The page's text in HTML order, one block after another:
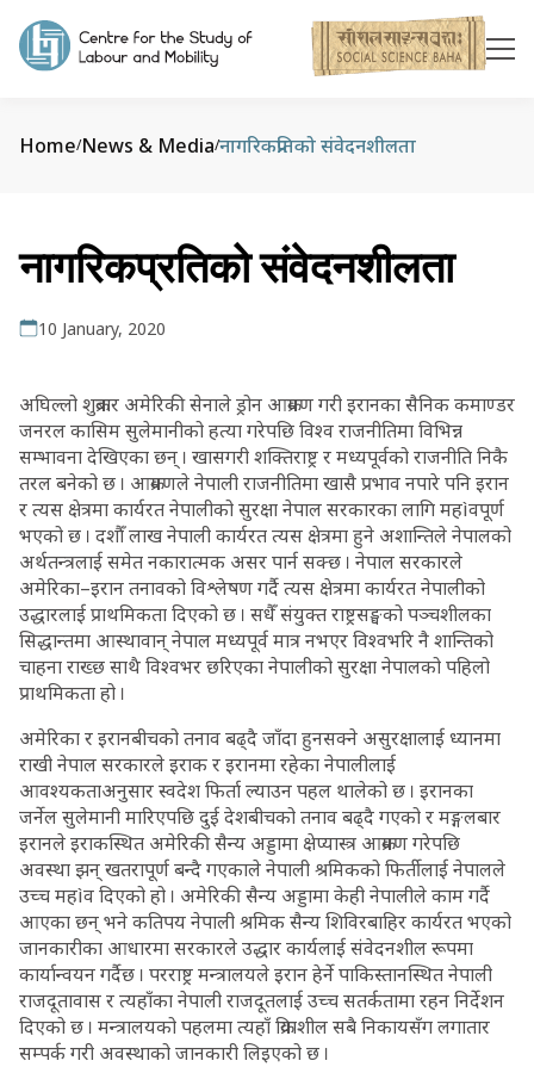
Home/News & Media/नागरिकप्रतिको संवेदनशीलता
नागरिकप्रतिको संवेदनशीलता
10 January, 2020
अघिल्लो शुक्रबार अमेरिकी सेनाले ड्रोन आक्रमण गरी इरानका सैनिक कमाण्डर
जनरल कासिम सुलेमानीको हत्या गरेपछि विश्व राजनीतिमा विभिन्न
सम्भावना देखिएका छन् । खासगरी शक्तिराष्ट्र र मध्यपूर्वको राजनीति निकै
तरल बनेको छ । आक्रमणले नेपाली राजनीतिमा खासै प्रभाव नपारे पनि इरान
र त्यस क्षेत्रमा कार्यरत नेपालीको सुरक्षा नेपाल सरकारका लागि महìवपूर्ण
भएको छ । दशौँ लाख नेपाली कार्यरत त्यस क्षेत्रमा हुने अशान्तिले नेपालको
अर्थतन्त्रलाई समेत नकारात्मक असर पार्न सक्छ । नेपाल सरकारले
अमेरिका–इरान तनावको विश्लेषण गर्दै त्यस क्षेत्रमा कार्यरत नेपालीको
उद्धारलाई प्राथमिकता दिएको छ । सधैँ संयुक्त राष्ट्रसङ्घको पञ्चशीलका
सिद्धान्तमा आस्थावान् नेपाल मध्यपूर्व मात्र नभएर विश्वभरि नै शान्तिको
चाहना राख्छ साथै विश्वभर छरिएका नेपालीको सुरक्षा नेपालको पहिलो
प्राथमिकता हो ।
अमेरिका र इरानबीचको तनाव बढ्दै जाँदा हुनसक्ने असुरक्षालाई ध्यानमा
राखी नेपाल सरकारले इराक र इरानमा रहेका नेपालीलाई
आवश्यकताअनुसार स्वदेश फिर्ता ल्याउन पहल थालेको छ । इरानका
जर्नेल सुलेमानी मारिएपछि दुई देशबीचको तनाव बढ्दै गएको र मङ्गलबार
इरानले इराकस्थित अमेरिकी सैन्य अड्डामा क्षेप्यास्त्र आक्रमण गरेपछि
अवस्था झन् खतरापूर्ण बन्दै गएकाले नेपाली श्रमिकको फिर्तीलाई नेपालले
उच्च महìव दिएको हो । अमेरिकी सैन्य अड्डामा केही नेपालीले काम गर्दै
आएका छन् भने कतिपय नेपाली श्रमिक सैन्य शिविरबाहिर कार्यरत भएको
जानकारीका आधारमा सरकारले उद्धार कार्यलाई संवेदनशील रूपमा
कार्यान्वयन गर्दैछ । परराष्ट्र मन्त्रालयले इरान हेर्ने पाकिस्तानस्थित नेपाली
राजदूतावास र त्यहाँका नेपाली राजदूतलाई उच्च सतर्कतामा रहन निर्देशन
दिएको छ । मन्त्रालयको पहलमा त्यहाँ क्रियाशील सबै निकायसँग लगातार
सम्पर्क गरी अवस्थाको जानकारी लिइएको छ ।